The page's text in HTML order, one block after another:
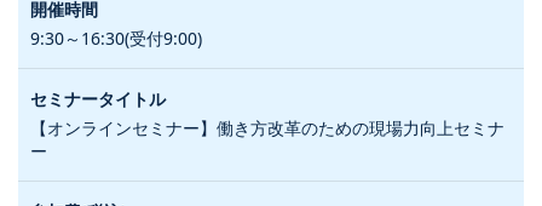
9:30～16:30(受付9:00)
【オンラインセミナー】働き方改革のための現場力向上セミナ
ー